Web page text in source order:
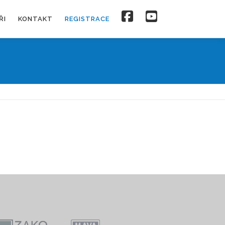
KONTAKT REGISTRACE